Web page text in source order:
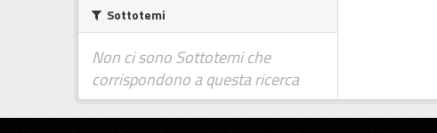
Sottotemi
Non ci sono Sottotemi che
corrispondono a questa ricerca